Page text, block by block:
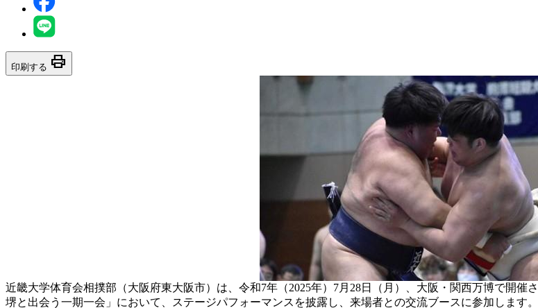
印刷する print
近畿大学体育会相撲部（大阪府東大阪市）は、令和7年（2025年）7月28日（月）、大阪・関西万博で開催
堺と出会う一期一会」において、ステージパフォーマンスを披露し、来場者との交流ブースに参加します。